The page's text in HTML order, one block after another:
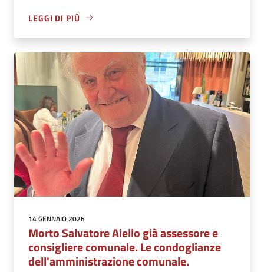
LEGGI DI PIÙ
14 GENNAIO 2026
Morto Salvatore Aiello già assessore e
consigliere comunale. Le condoglianze
dell'amministrazione comunale.